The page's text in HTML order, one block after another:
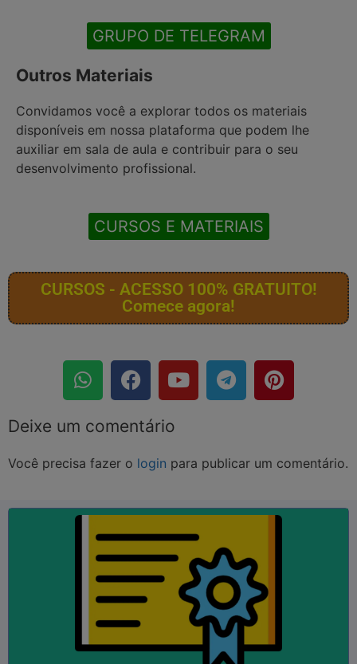
GRUPO DE TELEGRAM
Outros Materiais
Convidamos você a explorar todos os materiais
disponíveis em nossa plataforma que podem lhe
auxiliar em sala de aula e contribuir para o seu
desenvolvimento profissional.
CURSOS E MATERIAIS
CURSOS - ACESSO 100% GRATUITO!
Comece agora!
Deixe um comentário
Você precisa fazer o login para publicar um comentário.
Válido em todo o Brasil! Útil para: Faculdades;
Empregos; Currículos; Qualificação; Aperfeiçoamento,
SAIBA MAIS